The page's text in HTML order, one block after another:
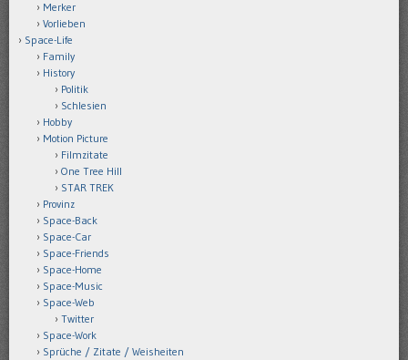
Merker
Vorlieben
Space-Life
Family
History
Politik
Schlesien
Hobby
Motion Picture
Filmzitate
One Tree Hill
STAR TREK
Provinz
Space-Back
Space-Car
Space-Friends
Space-Home
Space-Music
Space-Web
Twitter
Space-Work
Sprüche / Zitate / Weisheiten